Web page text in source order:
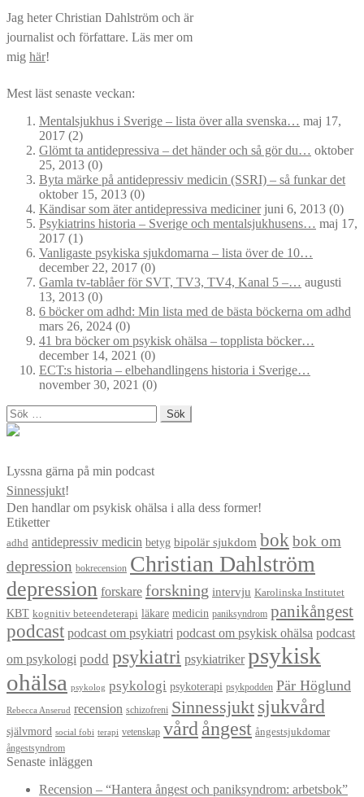
Jag heter Christian Dahlström och är
journalist och författare. Läs mer om
mig här!
Mest läst senaste veckan:
Mentalsjukhus i Sverige – lista över alla svenska… maj 17,
2017 (2)
Glömt ta antidepressiva – det händer och så gör du… oktober
25, 2013 (0)
Byta märke på antidepressiv medicin (SSRI) – så funkar det
oktober 15, 2013 (0)
Kändisar som äter antidepressiva medicinerjuni 6, 2013 (0)
Psykiatrins historia – Sverige och mentalsjukhusens… maj 17,
2017 (1)
Vanligaste psykiska sjukdomarna – lista över de 10…
december 22, 2017 (0)
Gamla tv-tablåer för SVT, TV3, TV4, Kanal 5 –… augusti
13, 2013 (0)
6 böcker om adhd: Min lista med de bästa böckerna om adhd
mars 26, 2024 (0)
41 bra böcker om psykisk ohälsa – topplista böcker…
december 14, 2021 (0)
ECT:s historia – elbehandlingens historia i Sverige…
november 30, 2021 (0)
Sök
efter:
Lyssna gärna på min podcast
Sinnessjukt!
Den handlar om psykisk ohälsa i alla dess former!
Etiketter
adhd antidepressiv medicin betyg bipolär sjukdom bokbok om
depression
bokrecension Christian Dahlström
depression forskare forskning intervju Karolinska Institutet
KBT kognitiv beteendeterapi läkare medicin paniksyndrom panikångest
podcast podcast om psykiatri podcast om psykisk ohälsa podcast
om psykologi podd psykiatri psykiatriker psykisk
ohälsa psykolog psykologi psykoterapi psykpodden Pär Höglund
Rebecca Anserud recension schizofreni Sinnessjukt sjukvård
självmord social fobi terapi vetenskap vård ångest ångestsjukdomar
ångestsyndrom
Senaste inläggen
Recension – “Hantera ångest och paniksyndrom: arbetsbok”